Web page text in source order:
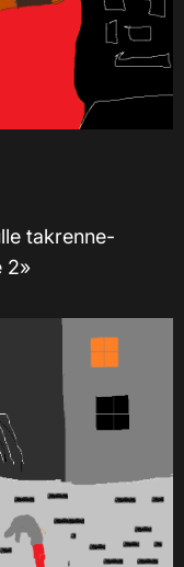
takrenne-
2»